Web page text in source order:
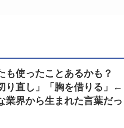
も使ったことあるかも？
り直し」「胸を借りる」←
業界から生まれた言葉だっ